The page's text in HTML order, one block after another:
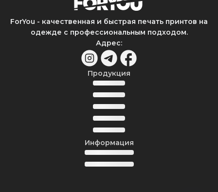
ForYou - качественная и быстрая печать принтов на
одежде с профессиональным подходом.
Адрес:
Продукция
Информация